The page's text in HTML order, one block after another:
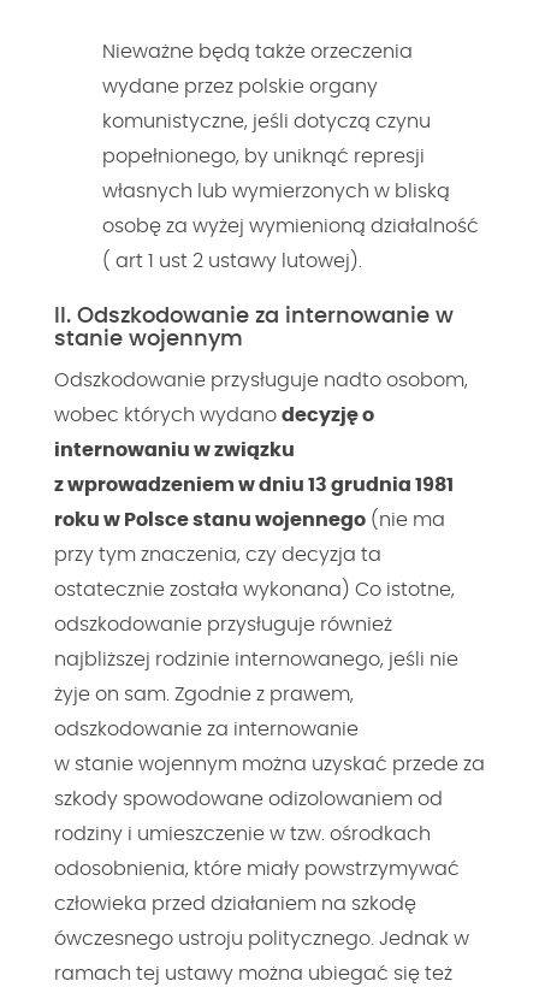
Nieważne będą także orzeczenia
wydane przez polskie organy
komunistyczne, jeśli dotyczą czynu
popełnionego, by uniknąć represji
własnych lub wymierzonych w bliską
osobę za wyżej wymienioną działalność
( art 1 ust 2 ustawy lutowej).
II. Odszkodowanie za internowanie w
stanie wojennym
Odszkodowanie przysługuje nadto osobom,
wobec których wydano decyzję o
internowaniu w związku
z wprowadzeniem w dniu 13 grudnia 1981
roku w Polsce stanu wojennego (nie ma
przy tym znaczenia, czy decyzja ta
ostatecznie została wykonana) Co istotne,
odszkodowanie przysługuje również
najbliższej rodzinie internowanego, jeśli nie
żyje on sam. Zgodnie z prawem,
odszkodowanie za internowanie
w stanie wojennym można uzyskać przede za
szkody spowodowane odizolowaniem od
rodziny i umieszczenie w tzw. ośrodkach
odosobnienia, które miały powstrzymywać
człowieka przed działaniem na szkodę
ówczesnego ustroju politycznego. Jednak w
ramach tej ustawy można ubiegać się też